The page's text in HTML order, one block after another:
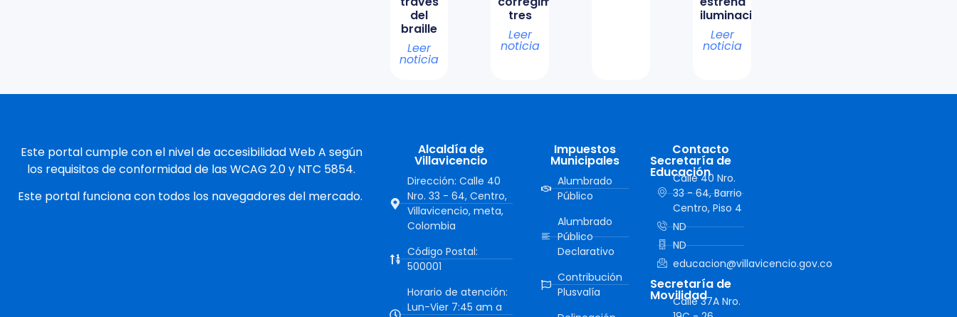
del
braille
Leer
noticia
tres
Leer
noticia
iluminación
Leer
noticia
Este portal cumple con el nivel de accesibilidad Web A según
los requisitos de conformidad de las WCAG 2.0 y NTC 5854.
Este portal funciona con todos los navegadores del mercado.
Alcaldía de
Villavicencio
Dirección: Calle 40
Nro. 33 - 64, Centro,
Villavicencio, meta,
Colombia
Código Postal:
500001
Horario de atención:
Lun-Vier 7:45 am a
Impuestos
Municipales
Alumbrado
Público
Alumbrado
Público
Declarativo
Contribución
Plusvalía
Contacto
Secretaría de
Educación
Calle 40 Nro.
33 - 64, Barrio
Centro, Piso 4
ND
ND
educacion@villavicencio.gov.co
Secretaría de
Movilidad
Calle 37A Nro.